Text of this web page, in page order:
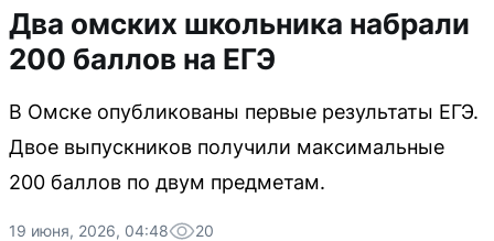
Два омских школьника набрали
200 баллов на ЕГЭ
В Омске опубликованы первые результаты ЕГЭ.
Двое выпускников получили максимальные
200 баллов по двум предметам.
19 июня, 2026, 04:48 20